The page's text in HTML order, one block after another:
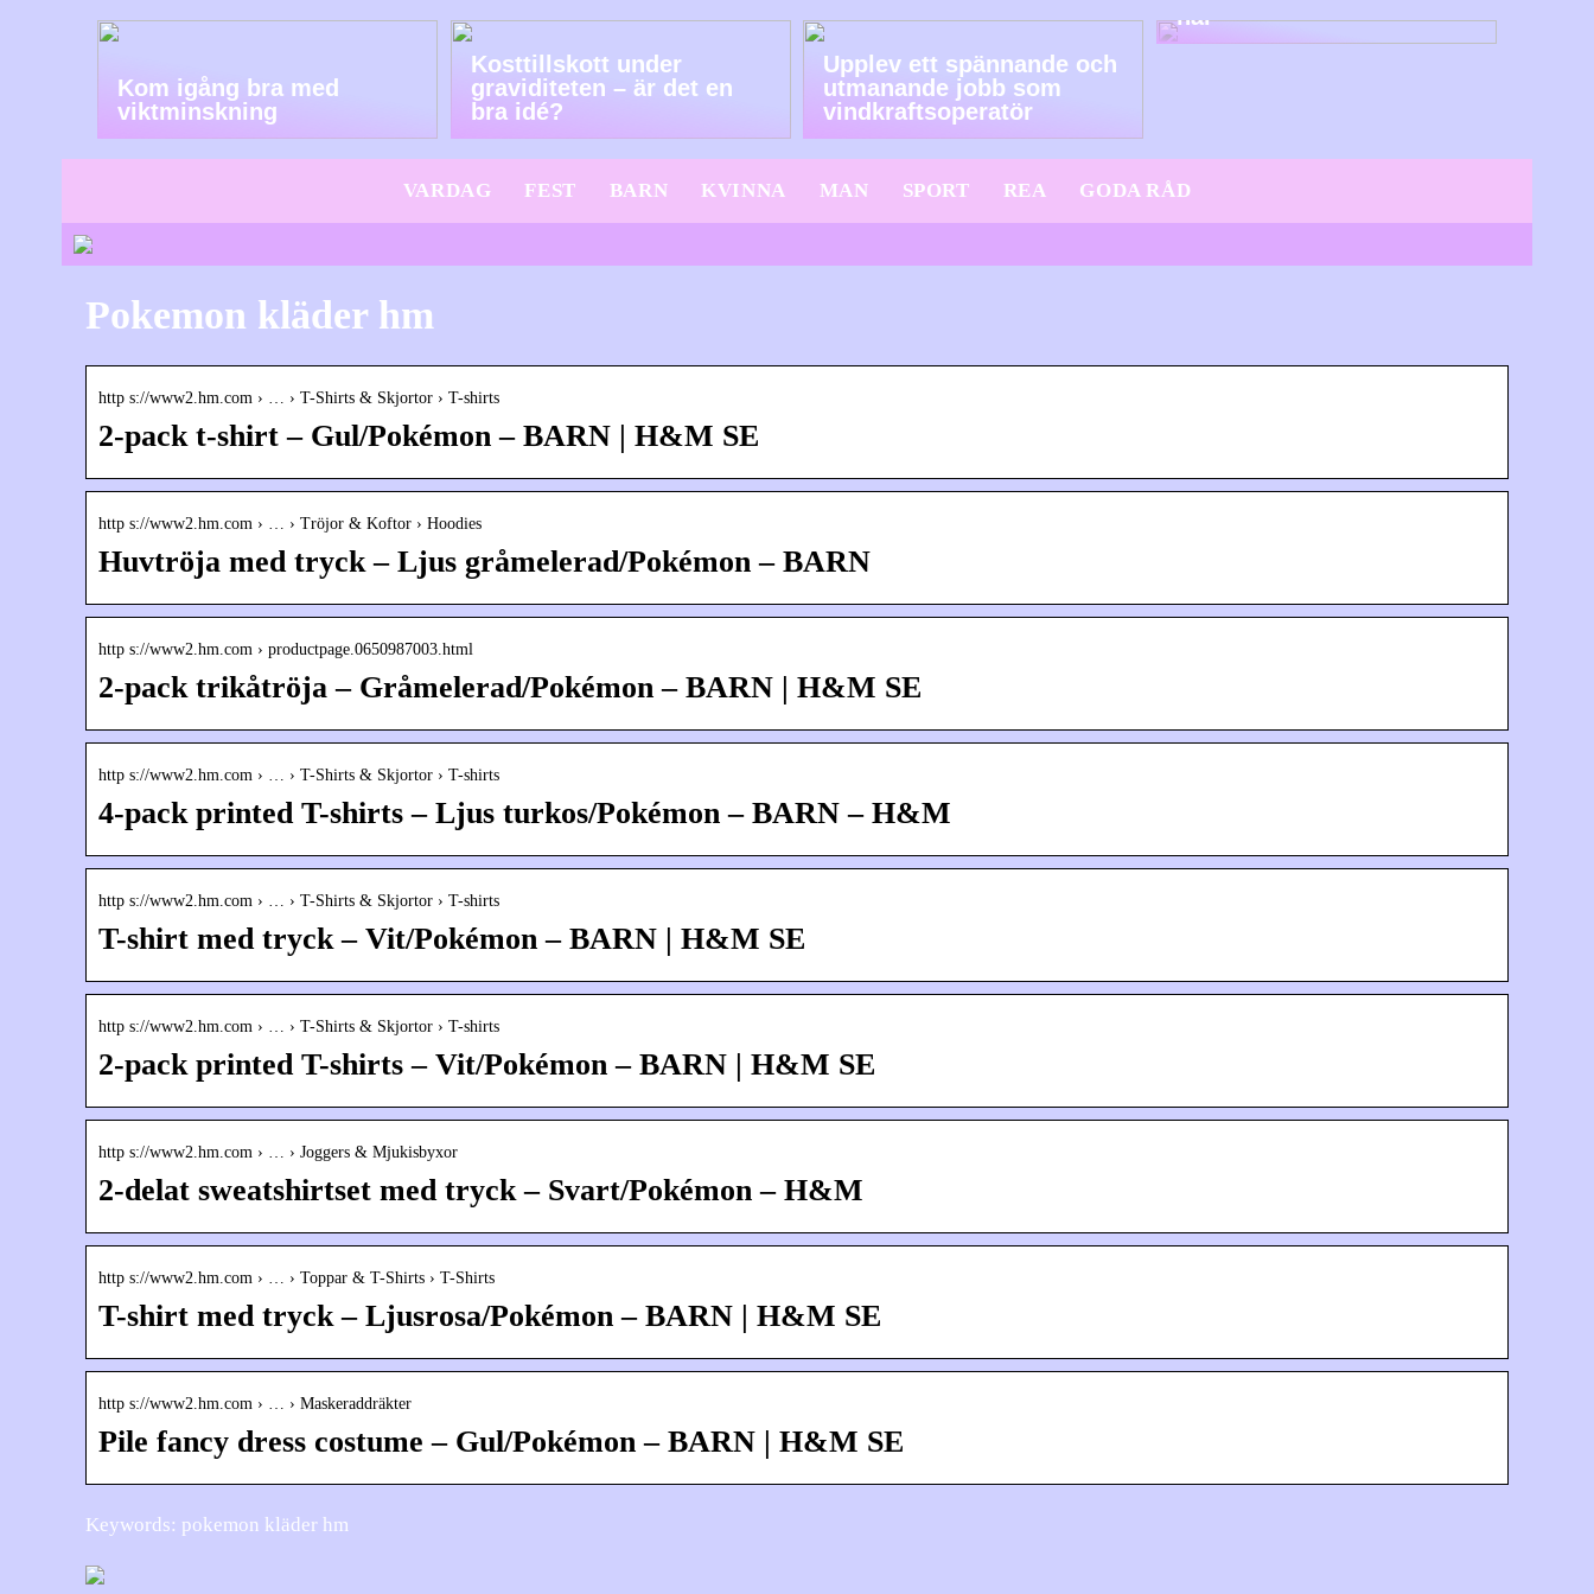
Kom igång bra med
viktminskning
Kosttillskott under
graviditeten – är det en
bra idé?
Upplev ett spännande och
utmanande jobb som
vindkraftsoperatör
här
VARDAG FEST BARN KVINNA MAN SPORT REA GODA RÅD
Pokemon kläder hm
http s://www2.hm.com › … › T-Shirts & Skjortor › T-shirts
2-pack t-shirt – Gul/Pokémon – BARN | H&M SE
http s://www2.hm.com › … › Tröjor & Koftor › Hoodies
Huvtröja med tryck – Ljus gråmelerad/Pokémon – BARN
http s://www2.hm.com › productpage.0650987003.html
2-pack trikåtröja – Gråmelerad/Pokémon – BARN | H&M SE
http s://www2.hm.com › … › T-Shirts & Skjortor › T-shirts
4-pack printed T-shirts – Ljus turkos/Pokémon – BARN – H&M
http s://www2.hm.com › … › T-Shirts & Skjortor › T-shirts
T-shirt med tryck – Vit/Pokémon – BARN | H&M SE
http s://www2.hm.com › … › T-Shirts & Skjortor › T-shirts
2-pack printed T-shirts – Vit/Pokémon – BARN | H&M SE
http s://www2.hm.com › … › Joggers & Mjukisbyxor
2-delat sweatshirtset med tryck – Svart/Pokémon – H&M
http s://www2.hm.com › … › Toppar & T-Shirts › T-Shirts
T-shirt med tryck – Ljusrosa/Pokémon – BARN | H&M SE
http s://www2.hm.com › … › Maskeraddräkter
Pile fancy dress costume – Gul/Pokémon – BARN | H&M SE
Keywords: pokemon kläder hm